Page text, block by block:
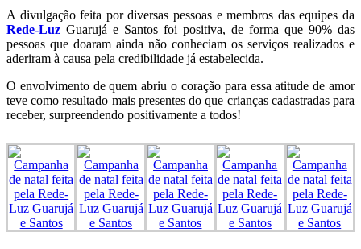
A divulgação feita por diversas pessoas e membros das equipes da
Rede-Luz Guarujá e Santos foi positiva, de forma que 90% das
pessoas que doaram ainda não conheciam os serviços realizados e
aderiram à causa pela credibilidade já estabelecida.
O envolvimento de quem abriu o coração para essa atitude de amor
teve como resultado mais presentes do que crianças cadastradas para
receber, surpreendendo positivamente a todos!